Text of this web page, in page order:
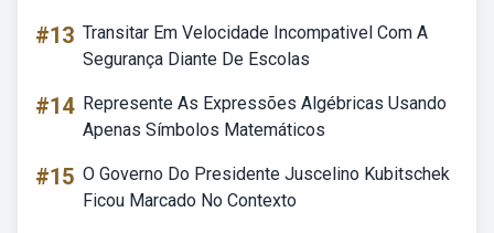
#13 Transitar Em Velocidade Incompativel Com A
Segurança Diante De Escolas
#14 Represente As Expressões Algébricas Usando
Apenas Símbolos Matemáticos
#15 O Governo Do Presidente Juscelino Kubitschek
Ficou Marcado No Contexto